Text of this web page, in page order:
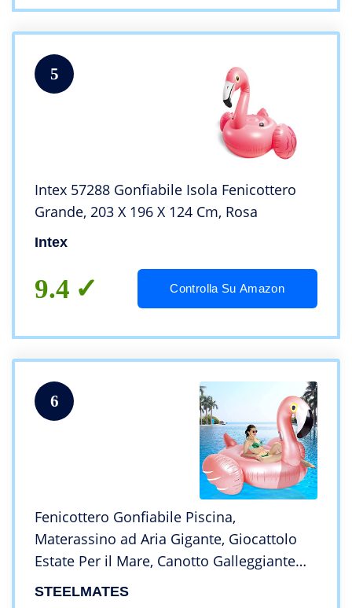
5
Intex 57288 Gonfiabile Isola Fenicottero
Grande, 203 X 196 X 124 Cm, Rosa
Intex
9.4 Controlla Su Amazon
6
Fenicottero Gonfiabile Piscina,
Materassino ad Aria Gigante, Giocattolo
Estate Per il Mare, Canotto Galleggiante
Bambini e Adulti, Flamingo (Rose Gold)
STEELMATES